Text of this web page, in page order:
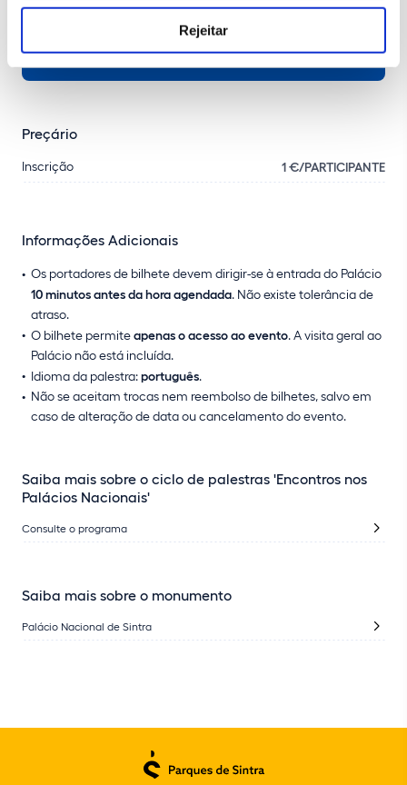
Rejeitar
COMPRAR BILHETE
Preçário
Inscrição 1 €/PARTICIPANTE
Informações Adicionais
Os portadores de bilhete devem dirigir-se à entrada do Palácio
10 minutos antes da hora agendada. Não existe tolerância de
atraso.
O bilhete permiteapenas o acesso ao evento. A visita geral ao
Palácio não está incluída.
Idioma da palestra:português.
Não se aceitam trocas nem reembolso de bilhetes, salvo em
caso de alteração de data ou cancelamento do evento.
Saiba mais sobre o ciclo de palestras 'Encontros nos
Palácios Nacionais'
Consulte o programa
Saiba mais sobre o monumento
Palácio Nacional de Sintra